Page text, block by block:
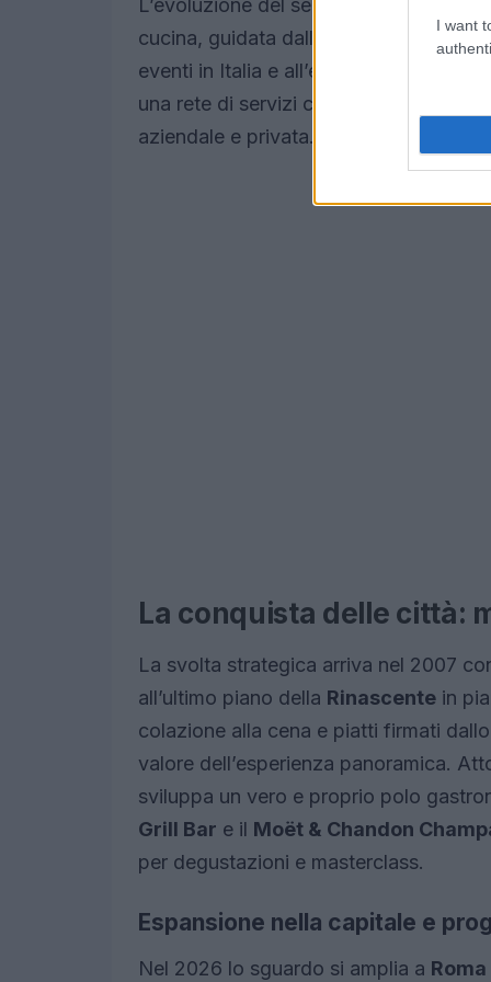
I want
L’evoluzione del servizio catering non
cucina, guidata dallo chef
Eugenio
eventi in Italia e all’estero. Il catering
una rete di servizi che affiancano la
aziendale e privata.
La conquista delle città:
La svolta strategica arriva nel 2007
all’ultimo piano della Rinascente in
colazione alla cena e piatti firmati
valore dell’esperienza panoramica.
sviluppa un vero e proprio polo
Grill Bar e il Moët & Chandon
per degustazioni e masterclass.
Espansione nella capitale e
Nel 2026 lo sguardo si amplia a Roma